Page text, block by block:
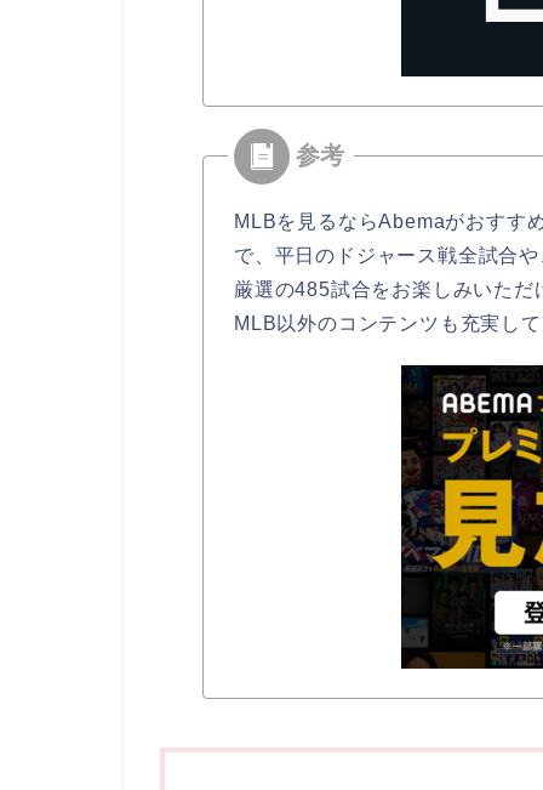
MLBを見るならAbemaがおすす
で、平日のドジャース戦全試合
厳選の485試合をお楽しみいただ
MLB以外のコンテンツも充実し